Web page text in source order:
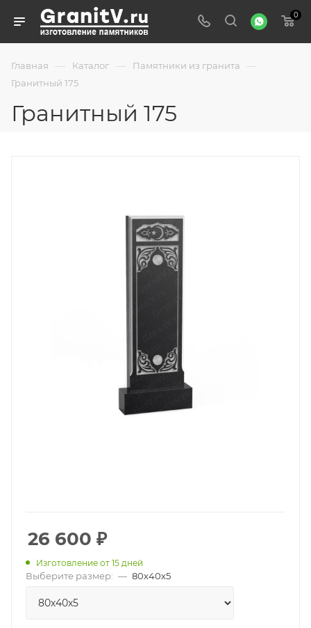
0
Главная — Каталог — Памятники из гранита —
Гранитный 175
Гранитный 175
26 600 ₽
Изготовление от 15 дней
Выберите размер: — 80х40х5